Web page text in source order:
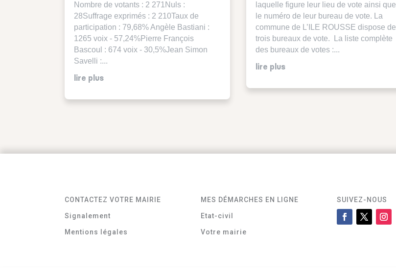
Nombre de votants : 2 271Nuls :
28Suffrage exprimés : 2 210Taux de
participation : 79,68% Angèle Bastiani :
1265 voix - 57,24%Pierre François
Bascoul : 674 voix - 30,5%Jean Simon
Savelli :...
lire plus
laquelle figure leur lieu de vote ainsi que
le numéro de leur bureau de vote. La
commune de L’ILE ROUSSE dispose de
trois bureaux de vote. La liste complète
des bureaux de votes :...
lire plus
CONTACTEZ VOTRE MAIRIE
Signalement
Mentions légales
MES DÉMARCHES EN LIGNE
Etat-civil
Votre mairie
SUIVEZ-NOUS